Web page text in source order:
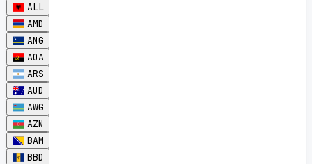
ALL
AMD
ANG
AOA
ARS
AUD
AWG
AZN
BAM
BBD